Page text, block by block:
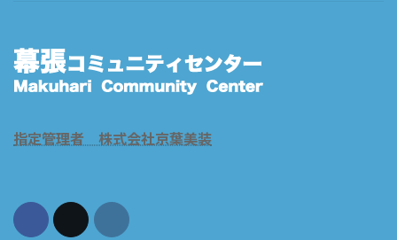
指定管理者 株式会社京葉美装